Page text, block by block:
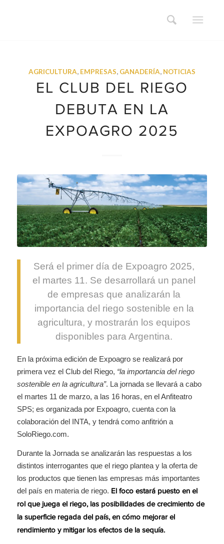
AGRICULTURA, EMPRESAS, GANADERÍA, NOTICIAS
EL CLUB DEL RIEGO
DEBUTA EN LA
EXPOAGRO 2025
Será el primer día de Expoagro 2025,
el martes 11. Se desarrollará un panel
de empresas que analizarán la
importancia del riego sostenible en la
agricultura, y mostrarán los equipos
disponibles para Argentina.
En la próxima edición de Expoagro se realizará por
primera vez el Club del Riego, “la importancia del riego
sostenible en la agricultura”. La jornada se llevará a cabo
el martes 11 de marzo, a las 16 horas, en el Anfiteatro
SPS; es organizada por Expoagro, cuenta con la
colaboración del INTA, y tendrá como anfitrión a
SoloRiego.com.
Durante la Jornada se analizarán las respuestas a los
distintos interrogantes que el riego plantea y la oferta de
los productos que tienen las empresas más importantes
del país en materia de riego. El foco estará puesto en el
rol que juega el riego, las posibilidades de crecimiento de
la superficie regada del país, en cómo mejorar el
rendimiento y mitigar los efectos de la sequía.